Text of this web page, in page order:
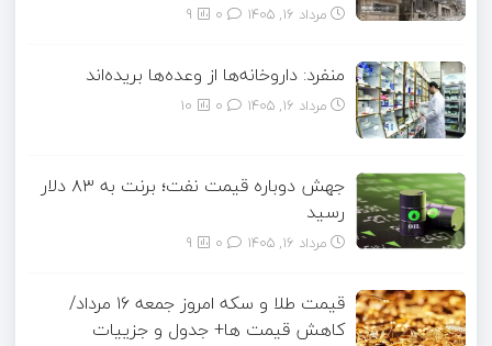
مرداد ۱۶, ۱۴۰۵ 9
منفرد: داروخانه‌ها از وعده‌ها بریده‌اند
مرداد ۱۶, ۱۴۰۵ 10
جهش دوباره قیمت نفت؛ برنت به ۸۳ دلار
رسید
مرداد ۱۶, ۱۴۰۵ 9
قیمت طلا و سکه امروز جمعه ۱۶ مرداد/
کاهش قیمت ها+ جدول و جزییات